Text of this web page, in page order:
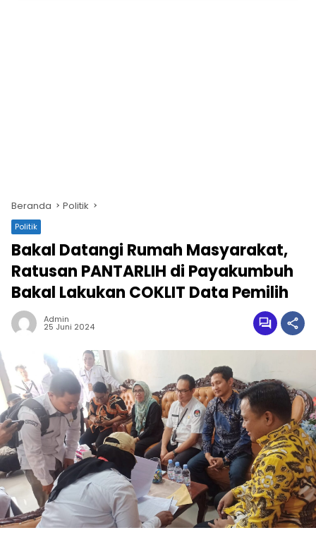
Beranda Politik
Politik
Bakal Datangi Rumah Masyarakat,
Ratusan PANTARLIH di Payakumbuh
Bakal Lakukan COKLIT Data Pemilih
Admin
25 Juni 2024